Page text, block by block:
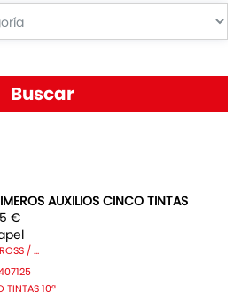
AUXILIOS CINCO TINTAS
€
/ ...
TINTAS 10ª